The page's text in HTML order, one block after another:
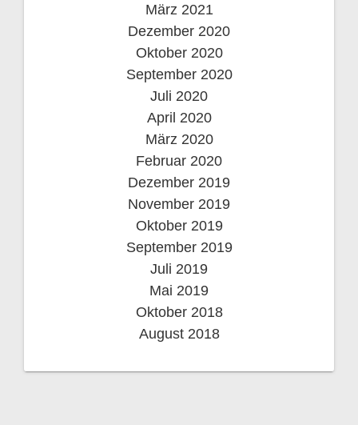
März 2021
Dezember 2020
Oktober 2020
September 2020
Juli 2020
April 2020
März 2020
Februar 2020
Dezember 2019
November 2019
Oktober 2019
September 2019
Juli 2019
Mai 2019
Oktober 2018
August 2018